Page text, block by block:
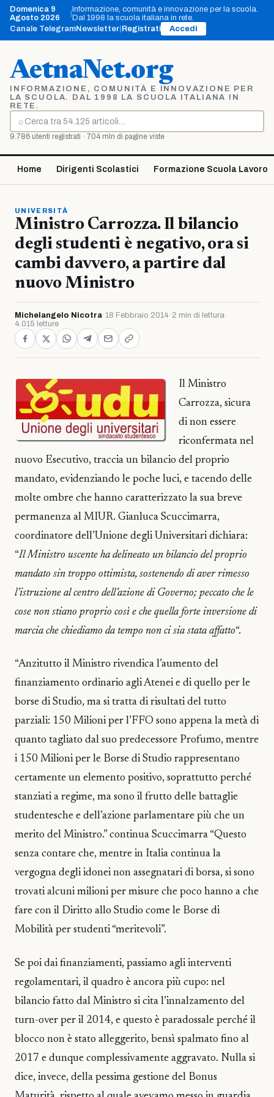
Vai
contenuto
Domenica 9
Agosto 2026
|Informazione, comunità e innovazione per la scuola.
Dal 1998 la scuola italiana in rete.
Canale TelegramNewsletter Registrati Accedi
AetnaNet.org
INFORMAZIONE, COMUNITÀ E INNOVAZIONE PER
LA SCUOLA. DAL 1998 LA SCUOLA ITALIANA IN
RETE.
⌕
Cerca
9.786 utenti registrati · 704 mln di pagine viste
Home Dirigenti Scolastici Formazione Scuola Lavoro
UNIVERSITÀ
Ministro Carrozza. Il bilancio
degli studenti è negativo, ora si
cambi davvero, a partire dal
nuovo Ministro
Michelangelo Nicotra·18 Febbraio 2014 · 2 min di lettura·
4.015 letture
Il Ministro
Carrozza, sicura
di non essere
riconfermata nel
nuovo Esecutivo, traccia un bilancio del proprio
mandato, evidenziando le poche luci, e tacendo delle
molte ombre che hanno caratterizzato la sua breve
permanenza al MIUR. Gianluca Scuccimarra,
coordinatore dell’Unione degli Universitari dichiara:
“Il Ministro uscente ha delineato un bilancio del proprio
mandato sin troppo ottimista, sostenendo di aver rimesso
l’istruzione al centro dell’azione di Governo; peccato che le
cose non stiano proprio così e che quella forte inversione di
marcia che chiediamo da tempo non ci sia stata affatto“.
“Anzitutto il Ministro rivendica l’aumento del
finanziamento ordinario agli Atenei e di quello per le
borse di Studio, ma si tratta di risultati del tutto
parziali: 150 Milioni per l’FFO sono appena la metà di
quanto tagliato dal suo predecessore Profumo, mentre
i 150 Milioni per le Borse di Studio rappresentano
certamente un elemento positivo, soprattutto perché
stanziati a regime, ma sono il frutto delle battaglie
studentesche e dell’azione parlamentare più che un
merito del Ministro.” continua Scuccimarra “Questo
senza contare che, mentre in Italia continua la
vergogna degli idonei non assegnatari di borsa, si sono
trovati alcuni milioni per misure che poco hanno a che
fare con il Diritto allo Studio come le Borse di
Mobilità per studenti “meritevoli”.
Se poi dai finanziamenti, passiamo agli interventi
regolamentari, il quadro è ancora più cupo: nel
bilancio fatto dal Ministro si cita l’innalzamento del
turn-over per il 2014, e questo è paradossale perché il
blocco non è stato alleggerito, bensì spalmato fino al
2017 e dunque complessivamente aggravato. Nulla si
dice, invece, della pessima gestione del Bonus